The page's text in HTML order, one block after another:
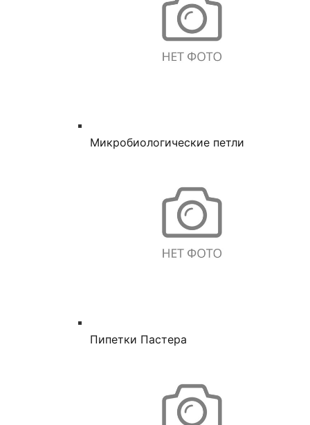
Микробиологические петли
Пипетки Пастера